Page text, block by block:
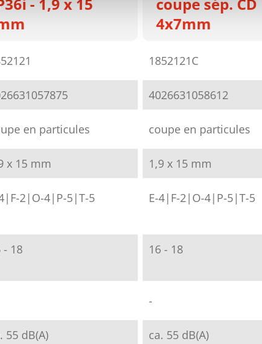
- 1,9 x 15
coupe sép. CD
4x7mm
1852121C
4026631058612
en particules coupe en particules
x 15 mm 1,9 x 15 mm
2|O-4|P-5|T-5 E-4|F-2|O-4|P-5|T-5
- 18 16 - 18
-
55 dB(A) ca. 55 dB(A)